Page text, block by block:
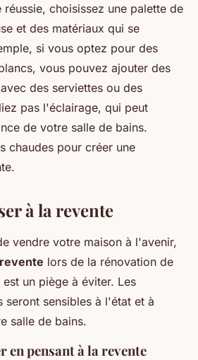
réussie, choisissez une palette de
et des matériaux qui se
si vous optez pour des
vous pouvez ajouter des
des serviettes ou des
pas l'éclairage, qui peut
de votre salle de bains.
chaudes pour créer une
à la revente
vendre votre maison à l'avenir,
lors de la rénovation de
un piège à éviter. Les
seront sensibles à l'état et à
salle de bains.
en pensant à la revente